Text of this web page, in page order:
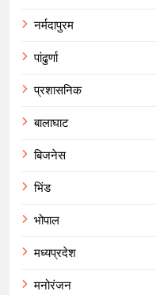
नर्मदापुरम
पांढुर्णा
प्रशासनिक
बालाघाट
बिजनेस
भिंड
भोपाल
मध्यप्रदेश
मनोरंजन